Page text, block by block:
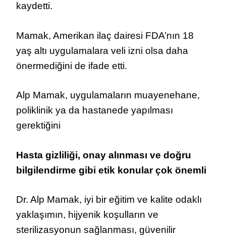
kaydetti.
Mamak, Amerikan ilaç dairesi FDA’nın 18
yaş altı uygulamalara veli izni olsa daha
önermediğini de ifade etti.
Alp Mamak, uygulamaların muayenehane,
poliklinik ya da hastanede yapılması
gerektiğini
Hasta gizliliği, onay alınması ve doğru
bilgilendirme gibi etik konular çok önemli
Dr. Alp Mamak, iyi bir eğitim ve kalite odaklı
yaklaşımın, hijyenik koşulların ve
sterilizasyonun sağlanması, güvenilir